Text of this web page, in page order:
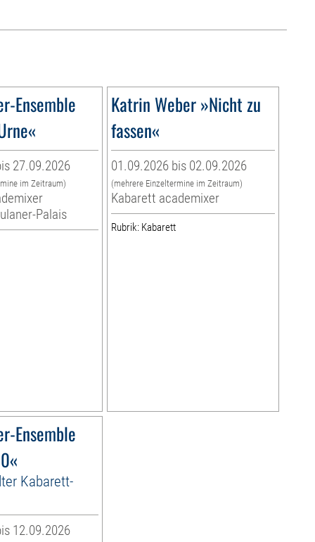
Ensemble
27.09.2026
im Zeitraum)
Palais
Katrin Weber »Nicht zu
fassen«
01.09.2026 bis 02.09.2026
(mehrere Einzeltermine im Zeitraum)
Kabarett academixer
Rubrik: Kabarett
Ensemble
Kabarett-
12.09.2026